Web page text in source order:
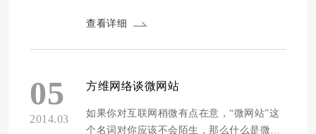
场景1 专柜导购引导客户关注服务号，注册
导人一定比例的积分奖励。 场景2 专柜导购
引导客户直接进入微商城下单购买，购买
后...
查看详细
05
2014.03
方维网络谈微网站
如果你对互联网稍微有点在意，“微网站”这
个名词对你应该不会陌生，那么什么是微网